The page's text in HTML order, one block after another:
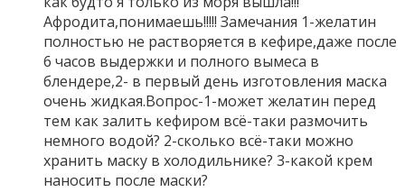
Афродита,понимаешь!!!!! Замечания 1-желатин
полностью не растворяется в кефире,даже после
6 часов выдержки и полного вымеса в
блендере,2- в первый день изготовления маска
очень жидкая.Вопрос-1-может желатин перед
тем как залить кефиром всё-таки размочить
немного водой? 2-сколько всё-таки можно
хранить маску в холодильнике? 3-какой крем
наносить после маски?